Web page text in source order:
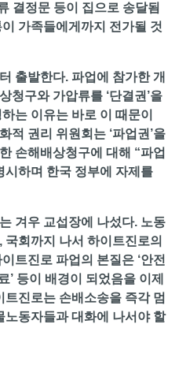
결정문 등이 집으로 송달됨
가족들에게까지 전가될 것
출발한다. 파업에 참가한 개
청구와 가압류를 ‘단결권’을
는 이유는 바로 이 때문이
적 권리 위원회는 ‘파업권’을
손해배상청구에 대해 “파업
시하며 한국 정부에 자제를
겨우 교섭장에 나섰다. 노동
회까지 나서 하이트진로의
트진로 파업의 본질은 ‘안전
’ 등이 배경이 되었음을 이제
진로는 손배소송을 즉각 멈
노동자들과 대화에 나서야 할